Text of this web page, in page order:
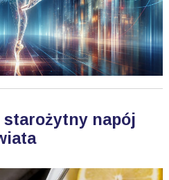
starożytny napój